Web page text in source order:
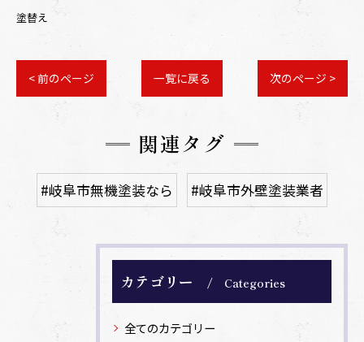
塗替え
< 前のページ 一覧に戻る 次のページ >
関連タグ
#岐阜市無機塗装なら #岐阜市外壁塗装業者
カテゴリー Categories
全てのカテゴリー